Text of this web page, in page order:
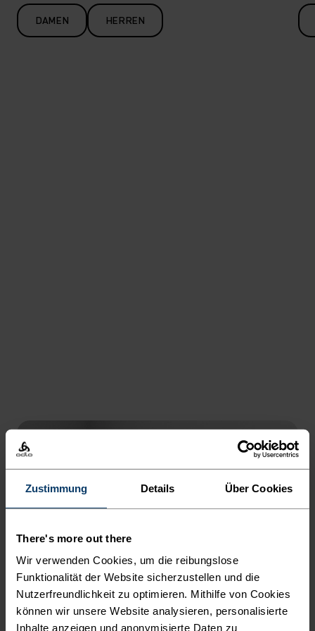
Zustimmung Details Über Cookies
There's more out there
Wir verwenden Cookies, um die reibungslose
Funktionalität der Website sicherzustellen und die
Nutzerfreundlichkeit zu optimieren. Mithilfe von Cookies
können wir unsere Website analysieren, personalisierte
Inhalte anzeigen und anonymisierte Daten zu
DAMEN HERREN